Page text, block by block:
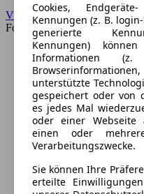
VW
Forum
Cookies,
Kennungen (z. B.
generierte
Kennungen)
Informationen
unterstützte
gespeichert oder von
es jedes Mal
oder einer
einen oder
Verarbeitungszwecke.
Sie können Ihre
erteilte